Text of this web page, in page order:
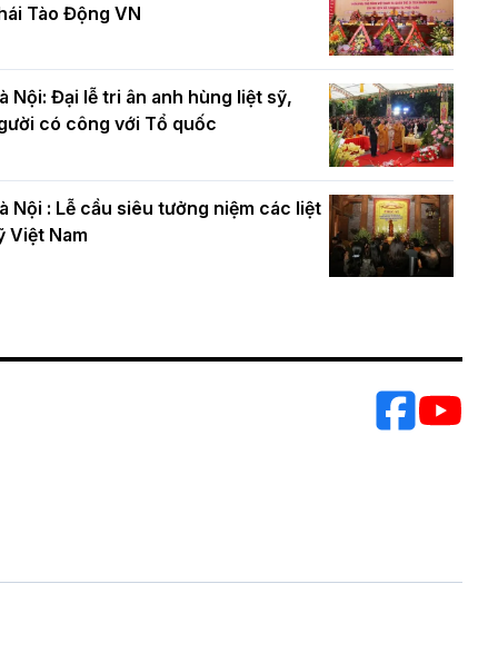
Tào Động VN
Nội: Đại lễ tri ân anh hùng liệt sỹ,
có công với Tổ quốc
Nội : Lễ cầu siêu tưởng niệm các liệt
Việt Nam